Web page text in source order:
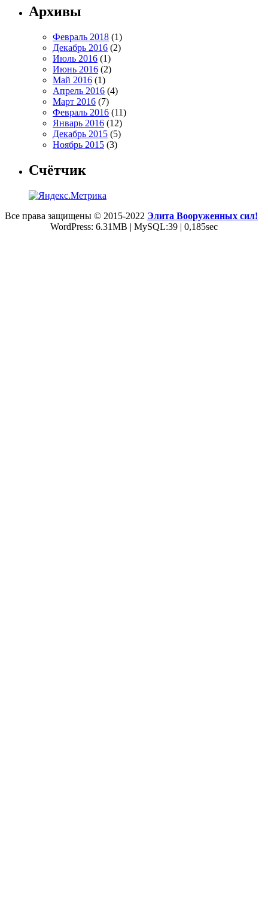
Архивы
Февраль 2018 (1)
Декабрь 2016 (2)
Июль 2016 (1)
Июнь 2016 (2)
Май 2016 (1)
Апрель 2016 (4)
Март 2016 (7)
Февраль 2016 (11)
Январь 2016 (12)
Декабрь 2015 (5)
Ноябрь 2015 (3)
Счётчик
Все права защищены © 2015-2022 Элита Вооруженных сил!
WordPress: 6.31MB | MySQL:39 | 0,185sec